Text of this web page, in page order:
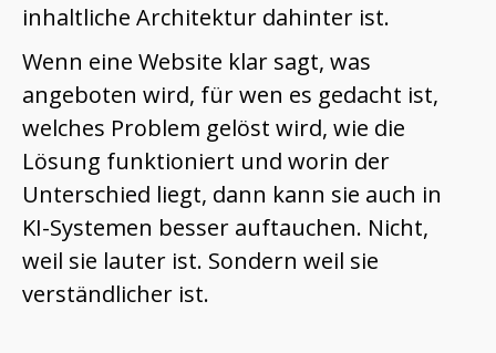
inhaltliche Architektur dahinter ist.
Wenn eine Website klar sagt, was
angeboten wird, für wen es gedacht ist,
welches Problem gelöst wird, wie die
Lösung funktioniert und worin der
Unterschied liegt, dann kann sie auch in
KI-Systemen besser auftauchen. Nicht,
weil sie lauter ist. Sondern weil sie
verständlicher ist.